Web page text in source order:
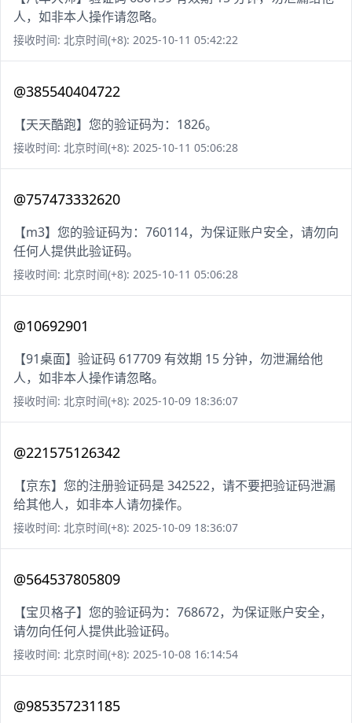
人，如非本人操作请忽略。
接收时间: 北京时间(+8): 2025-10-11 05:42:22
@385540404722
【天天酷跑】您的验证码为：1826。
接收时间: 北京时间(+8): 2025-10-11 05:06:28
@757473332620
【m3】您的验证码为：760114，为保证账户安全，请勿向
任何人提供此验证码。
接收时间: 北京时间(+8): 2025-10-11 05:06:28
@10692901
【91桌面】验证码 617709 有效期 15 分钟，勿泄漏给他
人，如非本人操作请忽略。
接收时间: 北京时间(+8): 2025-10-09 18:36:07
@221575126342
【京东】您的注册验证码是 342522，请不要把验证码泄漏
给其他人，如非本人请勿操作。
接收时间: 北京时间(+8): 2025-10-09 18:36:07
@564537805809
【宝贝格子】您的验证码为：768672，为保证账户安全，
请勿向任何人提供此验证码。
接收时间: 北京时间(+8): 2025-10-08 16:14:54
@985357231185